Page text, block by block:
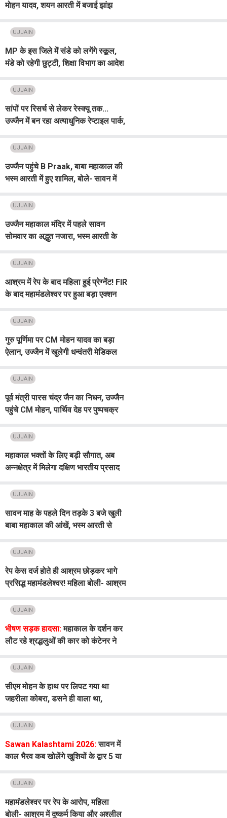
मोहन यादव, शयन आरती में बजाई झांझ
UJJAIN
MP के इस जिले में संडे को लगेंगे स्कूल,
मंडे को रहेगी छुट्टी, शिक्षा विभाग का आदेश
UJJAIN
सांपों पर रिसर्च से लेकर रेस्क्यू तक...
उज्जैन में बन रहा अत्याधुनिक रेप्टाइल पार्क,
UJJAIN
उज्जैन पहुंचे B Praak, बाबा महाकाल की
भस्म आरती में हुए शामिल, बोले- सावन में
UJJAIN
उज्जैन महाकाल मंदिर में पहले सावन
सोमवार का अद्भुत नजारा, भस्म आरती के
UJJAIN
आश्रम में रेप के बाद महिला हुई प्रेग्नेंट! FIR
के बाद महामंडलेश्वर पर हुआ बड़ा एक्शन
UJJAIN
गुरु पूर्णिमा पर CM मोहन यादव का बड़ा
ऐलान, उज्जैन में खुलेगी धन्वंतरी मेडिकल
UJJAIN
पूर्व मंत्री पारस चंद्र जैन का निधन, उज्जैन
पहुंचे CM मोहन, पार्थिव देह पर पुष्पचक्र
UJJAIN
महाकाल भक्तों के लिए बड़ी सौगात, अब
अन्नक्षेत्र में मिलेगा दक्षिण भारतीय प्रसाद
UJJAIN
सावन माह के पहले दिन तड़के 3 बजे खुली
बाबा महाकाल की आंखें, भस्म आरती से
UJJAIN
रेप केस दर्ज होते ही आश्रम छोड़कर भागे
प्रसिद्ध महामंडलेश्वर! महिला बोली- आश्रम
UJJAIN
भीषण सड़क हादसा:महाकाल के दर्शन कर
लौट रहे श्रद्धलुओं की कार को कंटेनर ने
UJJAIN
सीएम मोहन के हाथ पर लिपट गया था
जहरीला कोबरा, डसने ही वाला था,
UJJAIN
Sawan Kalashtami 2026:सावन में
काल भैरव कब खोलेंगे खुशियों के द्वार 5 या
मिलेगी मुक्ति!
UJJAIN
महामंडलेश्वर पर रेप के आरोप, महिला
बोली- आश्रम में दुष्कर्म किया और अश्लील